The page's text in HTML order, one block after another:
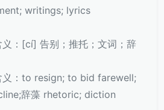
writings; lyrics
义：[cí] 告别；推托；文词；辞
义：to resign; to bid farewell;
辞藻 rhetoric; diction